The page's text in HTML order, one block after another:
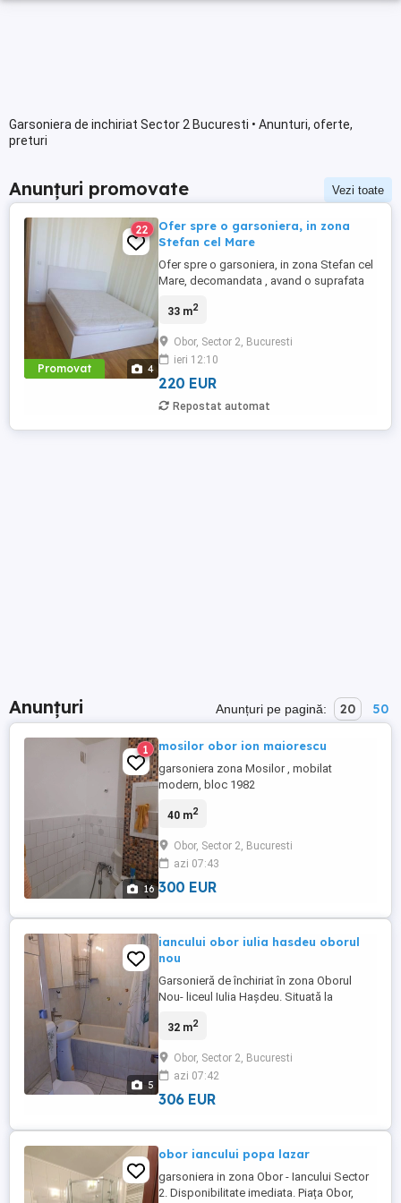
Garsoniera de inchiriat Sector 2 Bucuresti • Anunturi, oferte,
preturi
Anunțuri promovate Vezi toate
Promovat 4
22
Ofer spre o garsoniera, in zona
Stefan cel Mare
Ofer spre o garsoniera, in zona Stefan cel
Mare, decomandata , avand o suprafata
are urmatoarea compartimentare:
dormitor si baie cu cada. Apartamentul nu
este pet friendly
33 m2
Obor, Sector 2, Bucuresti
ieri 12:10
220 EUR
Repostat automat
Anunțuri Anunțuri pe pagină: 20 50
16
1 mosilor obor ion maiorescu
garsoniera zona Mosilor , mobilat
modern, bloc 1982
40 m2
Obor, Sector 2, Bucuresti
azi 07:43
300 EUR
5
iancului obor iulia hasdeu oborul
nou
Garsonieră de închiriat în zona Oborul
Nou- liceul Iulia Hașdeu. Situată la
metroul Piața Iancului, 5-6 min de mers pe
autobuze,troleibuze și tramvaie. Zone
comerciale în apropiere- Piața Bucur Obor
și Mall Veranda. Garsonieră curată ...
32 m2
Obor, Sector 2, Bucuresti
azi 07:42
306 EUR
obor iancului popa lazar
garsoniera in zona Obor - Iancului Sector
2. Disponibilitate imediata. Piața Obor,